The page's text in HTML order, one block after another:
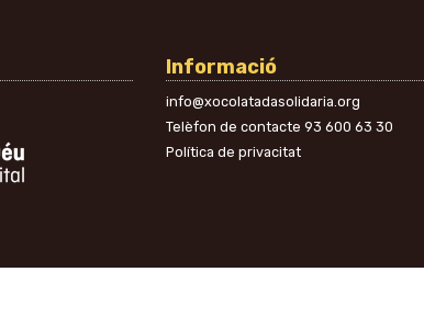
Informació
info@xocolatadasolidaria.org
Telèfon de contacte 93 600 63 30
Política de privacitat